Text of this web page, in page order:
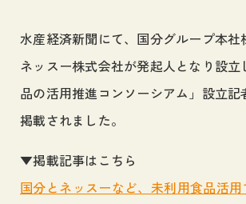
Contact
サイトマップ
プライバシーポリシー
水産経済新聞にて、国分グループ本社
ネッスー株式会社が発起人となり設立
品の活用推進コンソーシアム」設立
掲載されました。
▼掲載記事はこちら
国分とネッスーなど、未利用食品活